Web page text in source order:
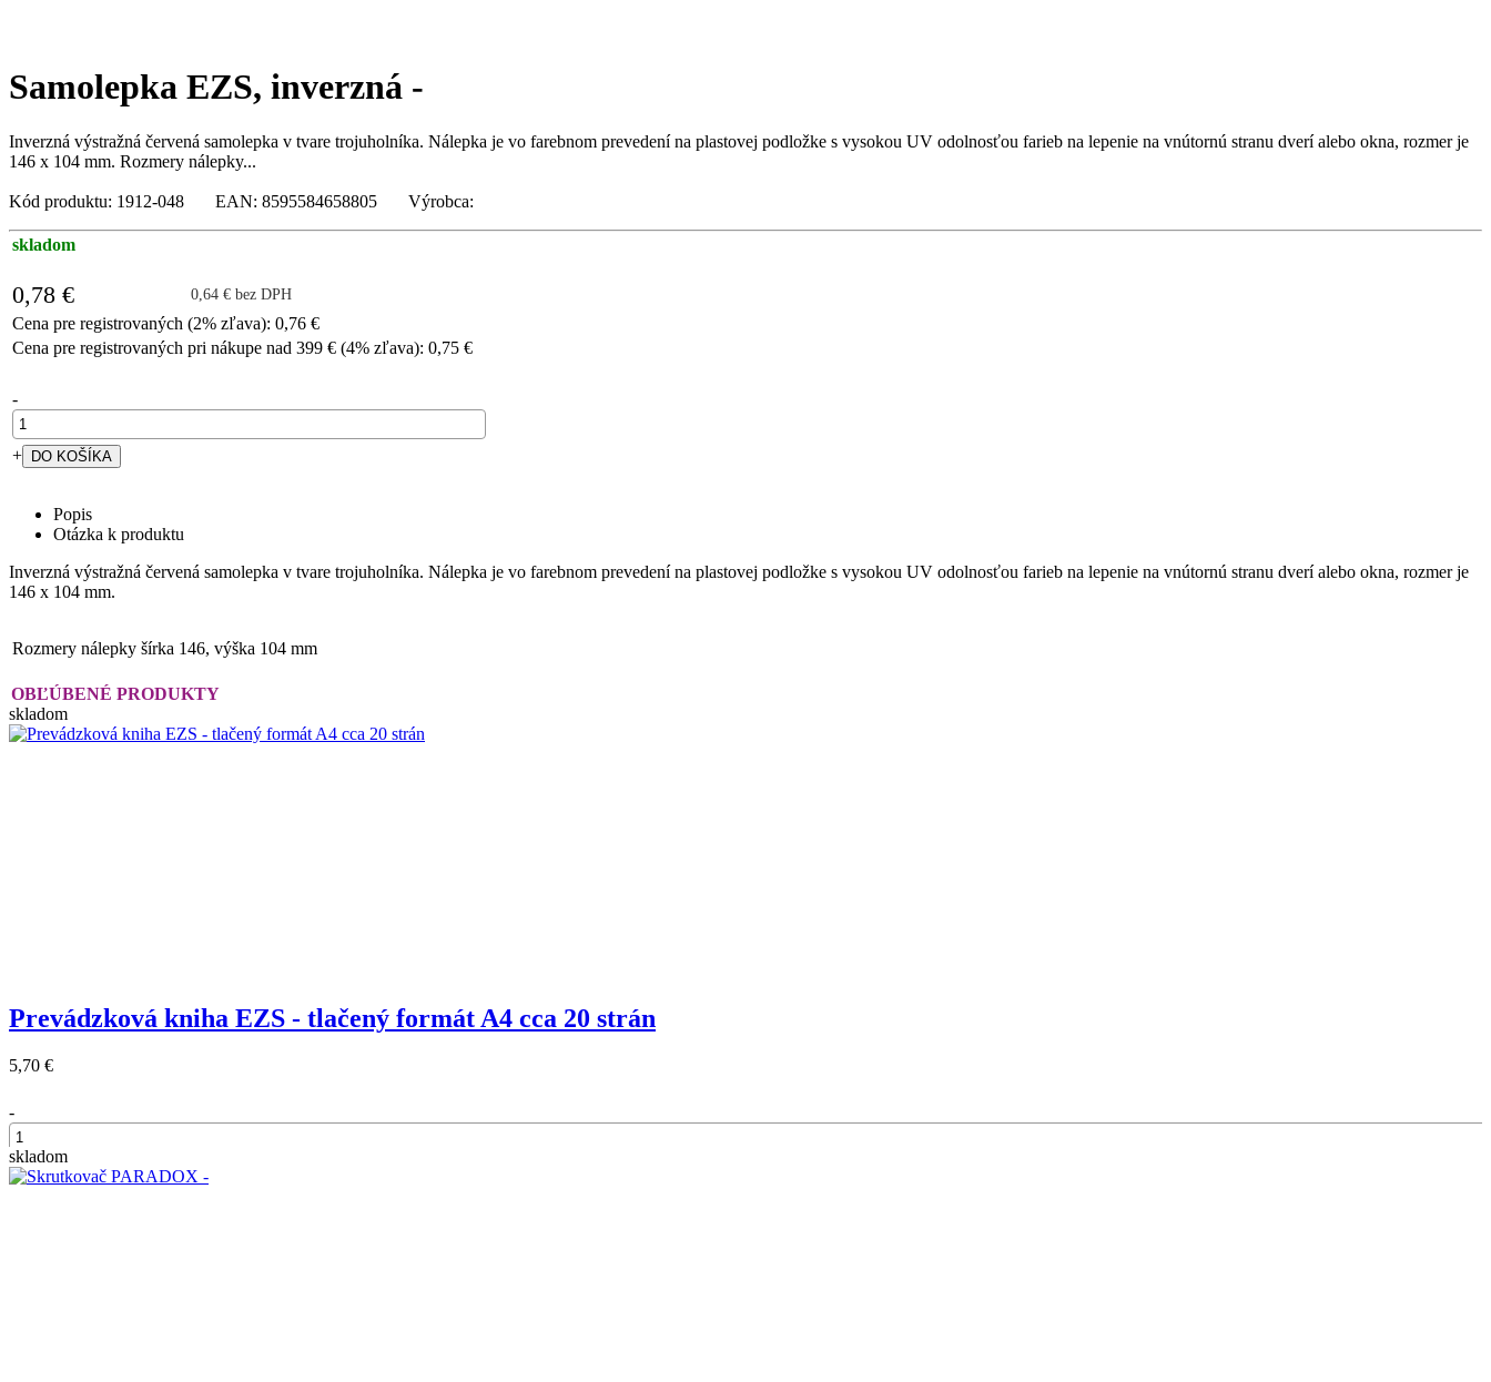
Samolepka EZS, inverzná -
Inverzná výstražná červená samolepka v tvare trojuholníka. Nálepka je vo farebnom prevedení na plastovej podložke s vysokou UV odolnosťou farieb na lepenie na vnútornú stranu dverí alebo okna, rozmer je
146 x 104 mm. Rozmery nálepky...
Kód produktu: 1912-048 EAN: 8595584658805 Výrobca:
skladom
0,78 € 0,64 € bez DPH
Cena pre registrovaných (2% zľava): 0,76 €
Cena pre registrovaných pri nákupe nad 399 € (4% zľava): 0,75 €
-
+
Popis
Otázka k produktu
Inverzná výstražná červená samolepka v tvare trojuholníka. Nálepka je vo farebnom prevedení na plastovej podložke s vysokou UV odolnosťou farieb na lepenie na vnútornú stranu dverí alebo okna, rozmer je
146 x 104 mm.
Rozmery nálepky šírka 146, výška 104 mm
OBĽÚBENÉ PRODUKTY
skladom
Prevádzková kniha EZS - tlačený formát A4 cca 20 strán
5,70 €
-
+
skladom